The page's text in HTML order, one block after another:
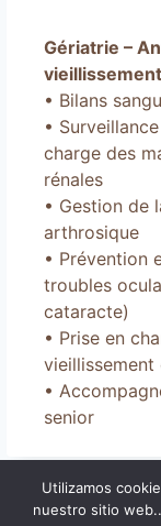
Gériatrie –
vieillissement
• Bilans
•
charge des
rénales
• Gestion de
arthrosique
• Prévention
troubles
cataracte)
• Prise en
vieillissement
•
senior
Utilizamos
nuestro sitio